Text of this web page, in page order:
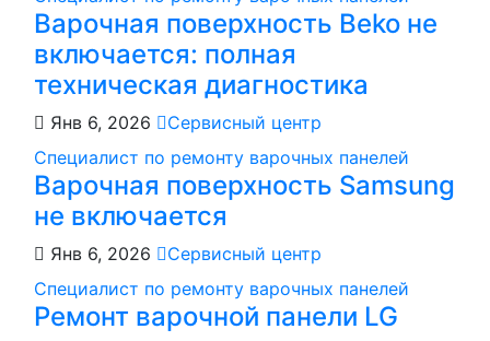
Варочная поверхность Beko не
включается: полная
техническая диагностика
Янв 6, 2026
Сервисный центр
Специалист по ремонту варочных панелей
Варочная поверхность Samsung
не включается
Янв 6, 2026
Сервисный центр
Специалист по ремонту варочных панелей
Ремонт варочной панели LG